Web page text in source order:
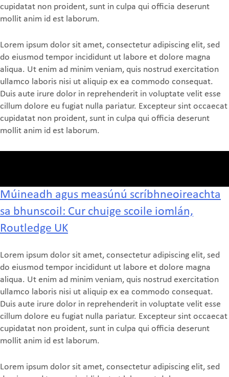
cupidatat non proident, sunt in culpa qui officia deserunt
mollit anim id est laborum.
Lorem ipsum dolor sit amet, consectetur adipiscing elit, sed
do eiusmod tempor incididunt ut labore et dolore magna
aliqua. Ut enim ad minim veniam, quis nostrud exercitation
ullamco laboris nisi ut aliquip ex ea commodo consequat.
Duis aute irure dolor in reprehenderit in voluptate velit esse
cillum dolore eu fugiat nulla pariatur. Excepteur sint occaecat
cupidatat non proident, sunt in culpa qui officia deserunt
mollit anim id est laborum.
Múineadh agus measúnú scríbhneoireachta
sa bhunscoil: Cur chuige scoile iomlán,
Routledge UK
Lorem ipsum dolor sit amet, consectetur adipiscing elit, sed
do eiusmod tempor incididunt ut labore et dolore magna
aliqua. Ut enim ad minim veniam, quis nostrud exercitation
ullamco laboris nisi ut aliquip ex ea commodo consequat.
Duis aute irure dolor in reprehenderit in voluptate velit esse
cillum dolore eu fugiat nulla pariatur. Excepteur sint occaecat
cupidatat non proident, sunt in culpa qui officia deserunt
mollit anim id est laborum.
Lorem ipsum dolor sit amet, consectetur adipiscing elit, sed